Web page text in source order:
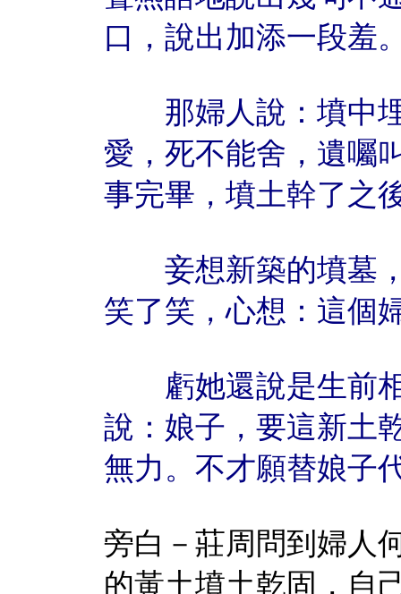
口，說出加添一段羞
那婦人說：墳中埋
愛，死不能舍，遺囑
事完畢，墳土幹了之
妾想新築的墳墓，
笑了笑，心想：這個
虧她還說是生前相
說：娘子，要這新土
無力。不才願替娘子
旁白－莊周問到婦人
的黃土墳土乾固，自